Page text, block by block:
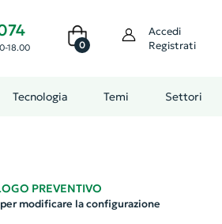
18.00 0
Accedi
Registrati
Tecnologia Temi Settori
PREVENTIVO
modificare la configurazione